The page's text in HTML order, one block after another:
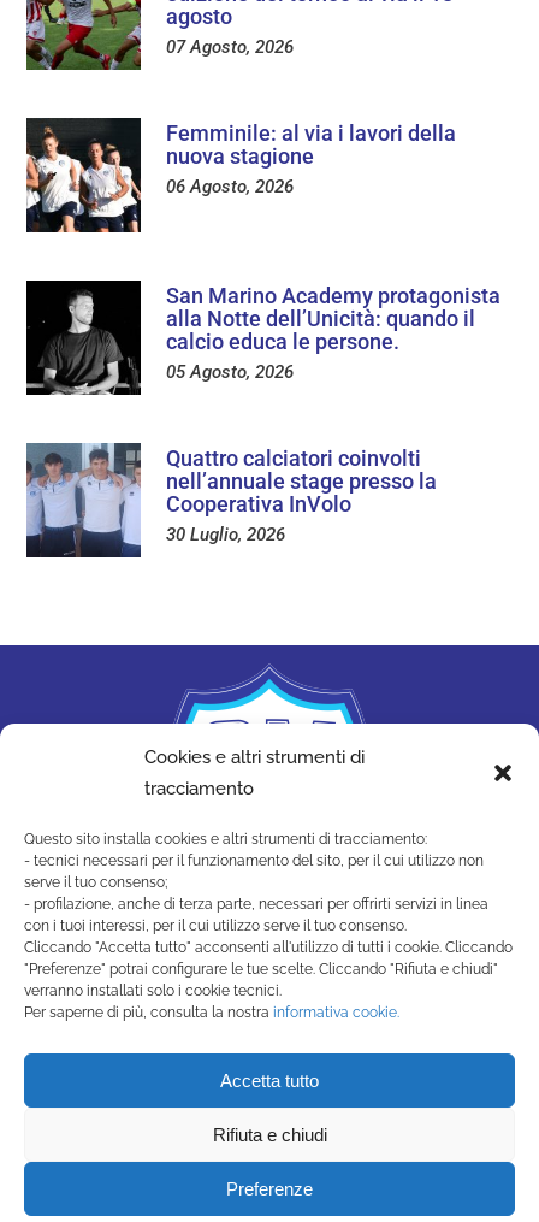
Cookies e altri strumenti di
tracciamento
Questo sito installa cookies e altri strumenti di tracciamento:
- tecnici necessari per il funzionamento del sito, per il cui utilizzo non
serve il tuo consenso;
- profilazione, anche di terza parte, necessari per offrirti servizi in linea
con i tuoi interessi, per il cui utilizzo serve il tuo consenso.
Cliccando "Accetta tutto" acconsenti all'utilizzo di tutti i cookie. Cliccando
"Preferenze" potrai configurare le tue scelte. Cliccando "Rifiuta e chiudi"
verranno installati solo i cookie tecnici.
Per saperne di più, consulta la nostra informativa cookie.
Accetta tutto
Rifiuta e chiudi
Preferenze
agosto
07 Agosto, 2026
Femminile: al via i lavori della
nuova stagione
06 Agosto, 2026
San Marino Academy protagonista
alla Notte dell’Unicità: quando il
calcio educa le persone.
05 Agosto, 2026
Quattro calciatori coinvolti
nell’annuale stage presso la
Cooperativa InVolo
30 Luglio, 2026
SAN MARINO ACADEMY
Strada di Montecchio, 17 47890
(+378) 0549 990515 -
segreteria@sanmarinoacademy.sm
Privacy Policy- Cookie Policy